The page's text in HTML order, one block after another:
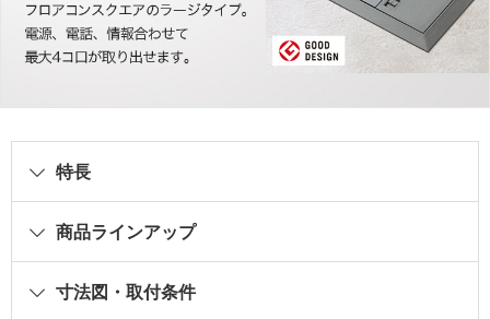
特長
商品ラインアップ
寸法図・取付条件